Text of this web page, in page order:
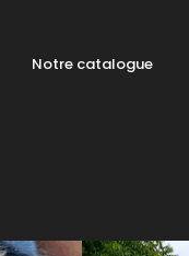
Notre catalogue